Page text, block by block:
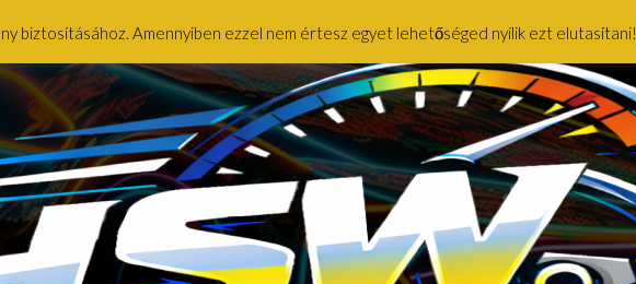
biztosításához. Amennyiben ezzel nem értesz egyet lehetőséged nyílik ezt elutasítani!